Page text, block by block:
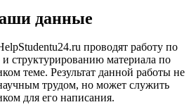
данные
проводят работу по
и структурированию материала по
теме. Результат данной работы не
трудом, но может служить
для его написания.